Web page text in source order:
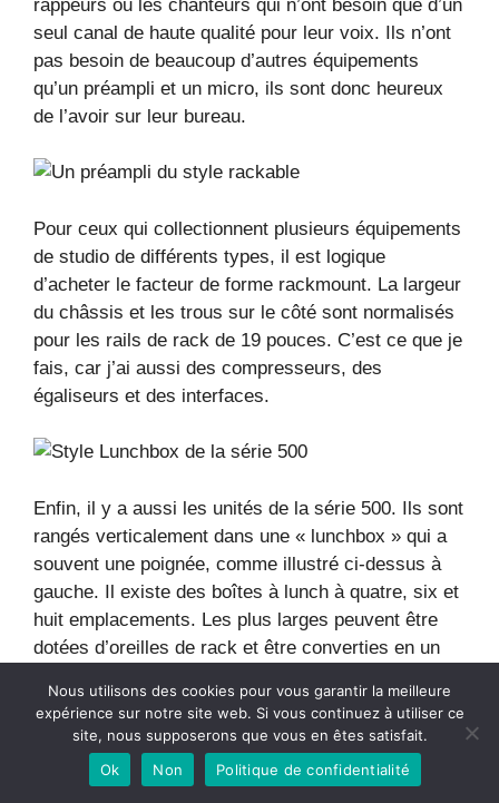
rappeurs ou les chanteurs qui n’ont besoin que d’un
seul canal de haute qualité pour leur voix. Ils n’ont
pas besoin de beaucoup d’autres équipements
qu’un préampli et un micro, ils sont donc heureux
de l’avoir sur leur bureau.
Pour ceux qui collectionnent plusieurs équipements
de studio de différents types, il est logique
d’acheter le facteur de forme rackmount. La largeur
du châssis et les trous sur le côté sont normalisés
pour les rails de rack de 19 pouces. C’est ce que je
fais, car j’ai aussi des compresseurs, des
égaliseurs et des interfaces.
Enfin, il y a aussi les unités de la série 500. Ils sont
rangés verticalement dans une « lunchbox » qui a
souvent une poignée, comme illustré ci-dessus à
gauche. Il existe des boîtes à lunch à quatre, six et
huit emplacements. Les plus larges peuvent être
dotées d’oreilles de rack et être converties en un
Les modèles de la série 500 sont intéressants car
ils sont moins chers, mais seulement après avoir
payé une lunchbox. Ils sont moins chers parce
Nous utilisons des cookies pour vous garantir la meilleure
expérience sur notre site web. Si vous continuez à utiliser ce
site, nous supposerons que vous en êtes satisfait.
Ok
Non Politique de confidentialité